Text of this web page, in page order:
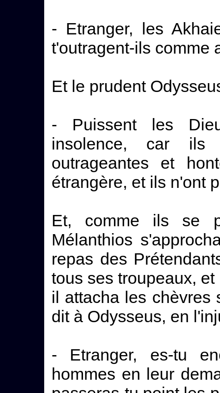
- Etranger, les
t'outragent-ils comme
Et le prudent
- Puissent les
insolence, car ils
outrageantes et
étrangère, et ils n'ont
Et, comme ils se
Mélanthios
repas des
tous ses troupeaux,
il attacha les chèvres
dit à Odysseus, en
- Etranger, es-tu
hommes en leur